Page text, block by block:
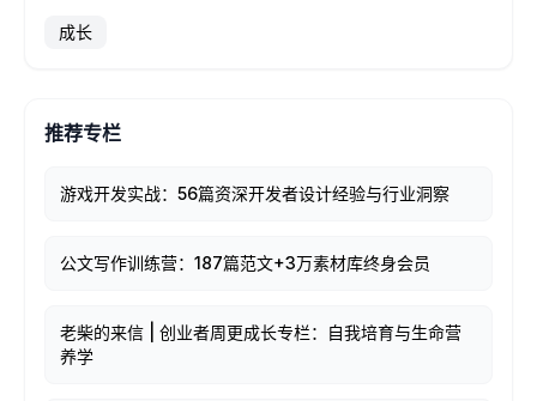
成长
推荐专栏
游戏开发实战：56篇资深开发者设计经验与行业洞察
公文写作训练营：187篇范文+3万素材库终身会员
老柴的来信 | 创业者周更成长专栏：自我培育与生命营
养学